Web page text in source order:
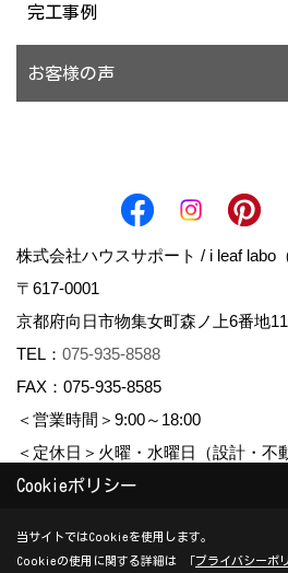
完工事例
お客様の声
株式会社ハウスサポート / i leaf labo
〒617-0001
京都府向日市物集女町森ノ上6番地
TEL： 075-935-8588
FAX：075-935-8585
＜営業時間＞9:00～18:00
＜定休日＞火曜・水曜日（設計・不
Copyright (c) housesupport. All Rights
Produced byゴデスクリエイト
Cookieポリシー
当サイトではCookieを使用します。
Cookieの使用に関する詳細は 「プライバシーポ